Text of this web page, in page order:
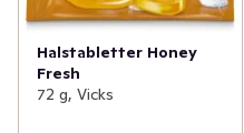
Halstabletter Honey
Fresh
72 g, Vicks